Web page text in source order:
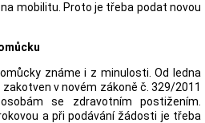
mobilitu. Proto je třeba podat novou
známe i z minulosti. Od ledna
v novém zákoně č. 329/2011
se zdravotním postižením.
a při podávání žádosti je třeba